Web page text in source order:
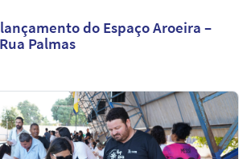
do Espaço Aroeira –
Palmas